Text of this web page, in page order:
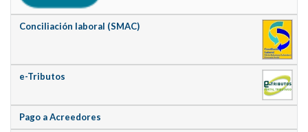
Conciliación laboral (SMAC)
e-Tributos
Pago a Acreedores